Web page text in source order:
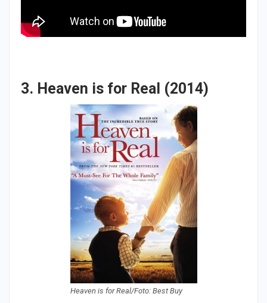
3. Heaven is for Real (2014)
Heaven is for Real/Foto: Best Buy